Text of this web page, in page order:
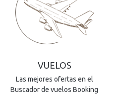
VUELOS
Las mejores ofertas en el
Buscador de vuelos Booking